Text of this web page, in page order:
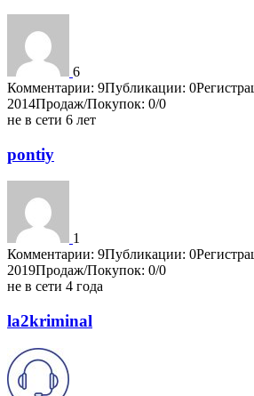
6
Комментарии: 9Публикации: 0
2014Продаж/Покупок: 0/0
не в сети 6 лет
pontiy
1
Комментарии: 9Публикации: 0
2019Продаж/Покупок: 0/0
не в сети 4 года
la2kriminal